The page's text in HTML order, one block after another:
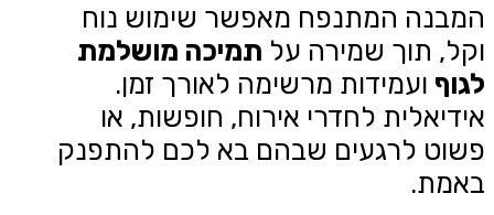
המבנה המתנפח מאפשר שימוש נוח
וקל, תוך שמירה על תמיכה מושלמת
לגוף ועמידות מרשימה לאורך זמן.
אידיאלית לחדרי אירוח, חופשות, או
פשוט לרגעים שבהם בא לכם להתפנק
באמת.